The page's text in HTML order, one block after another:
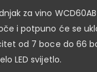
za vino
i potpuno će se
od 7 boce do 66
LED svijetlo.